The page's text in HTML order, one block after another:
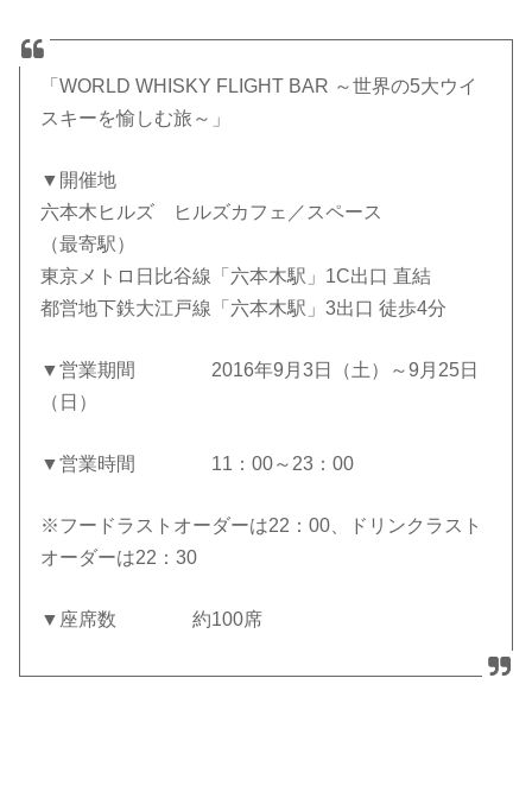
「WORLD WHISKY FLIGHT BAR ～世界の5大ウイ
スキーを愉しむ旅～」
▼開催地
六本木ヒルズ ヒルズカフェ／スペース
（最寄駅）
東京メトロ日比谷線「六本木駅」1C出口 直結
都営地下鉄大江戸線「六本木駅」3出口 徒歩4分
▼営業期間 2016年9月3日（土）～9月25日
（日）
▼営業時間 11：00～23：00
※フードラストオーダーは22：00、ドリンクラスト
オーダーは22：30
▼座席数 約100席